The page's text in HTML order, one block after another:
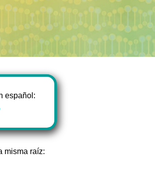
español:
misma raíz: